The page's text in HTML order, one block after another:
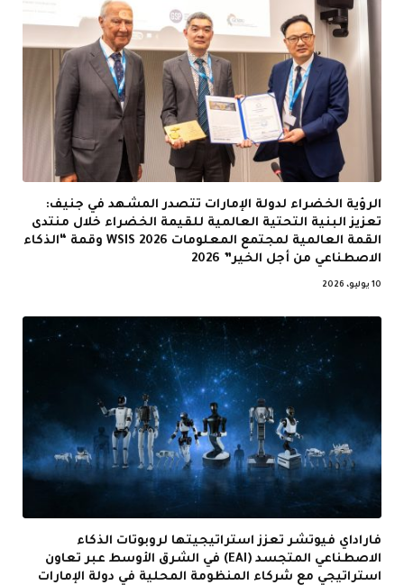
الرؤية الخضراء لدولة الإمارات تتصدر المشهد في جنيف:
تعزيز البنية التحتية العالمية للقيمة الخضراء خلال منتدى
القمة العالمية لمجتمع المعلومات WSIS 2026 وقمة “الذكاء
الاصطناعي من أجل الخير” 2026
10 يوليو، 2026
فاراداي فيوتشر تعزز استراتيجيتها لروبوتات الذكاء
الاصطناعي المتجسد (EAI) في الشرق الأوسط عبر تعاون
استراتيجي مع شركاء المنظومة المحلية في دولة الإمارات